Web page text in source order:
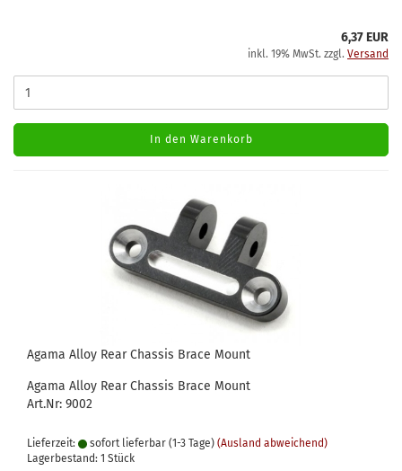
6,37 EUR
inkl. 19% MwSt. zzgl. Versand
In den Warenkorb
Agama Alloy Rear Chassis Brace Mount
Agama Alloy Rear Chassis Brace Mount
Art.Nr: 9002
Lieferzeit: sofort lieferbar (1-3 Tage) (Ausland abweichend)
Lagerbestand: 1 Stück